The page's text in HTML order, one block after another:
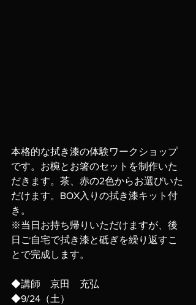
本格的な拭き漆の体験ワークショップ
です。お椀とお箸のセットを制作いた
だきます。茶、赤の2色からお選びいた
だけます。BOX入りの拭き漆キット付
き。
※当日お持ち帰りいただけますが、後
日ご自宅で拭き漆と砥ぎを繰り返すこ
とで完成します。
◆講師　京田　充弘
◆9/24（土）